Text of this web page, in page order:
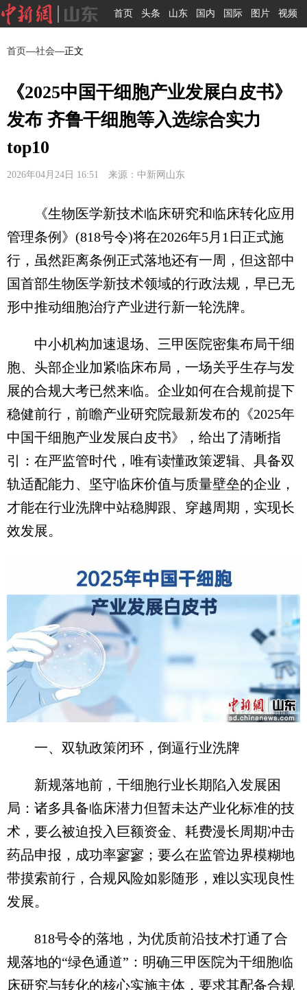
首页 头条 山东 国内 国际 图片 视频
首页—社会—正文
《2025中国干细胞产业发展白皮书》
发布 齐鲁干细胞等入选综合实力
top10
2026年04月24日 16:51 来源：中新网山东
《生物医学新技术临床研究和临床转化应用
管理条例》(818号令)将在2026年5月1日正式施
行，虽然距离条例正式落地还有一周，但这部中
国首部生物医学新技术领域的行政法规，早已无
形中推动细胞治疗产业进行新一轮洗牌。
中小机构加速退场、三甲医院密集布局干细
胞、头部企业加紧临床布局，一场关乎生存与发
展的合规大考已然来临。企业如何在合规前提下
稳健前行，前瞻产业研究院最新发布的《2025年
中国干细胞产业发展白皮书》，给出了清晰指
引：在严监管时代，唯有读懂政策逻辑、具备双
轨适配能力、坚守临床价值与质量壁垒的企业，
才能在行业洗牌中站稳脚跟、穿越周期，实现长
效发展。
一、双轨政策闭环，倒逼行业洗牌
新规落地前，干细胞行业长期陷入发展困
局：诸多具备临床潜力但暂未达产业化标准的技
术，要么被迫投入巨额资金、耗费漫长周期冲击
药品申报，成功率寥寥；要么在监管边界模糊地
带摸索前行，合规风险如影随形，难以实现良性
发展。
818号令的落地，为优质前沿技术打通了合
规落地的“绿色通道”：明确三甲医院为干细胞临
床研究与转化的核心实施主体，要求其配备合规